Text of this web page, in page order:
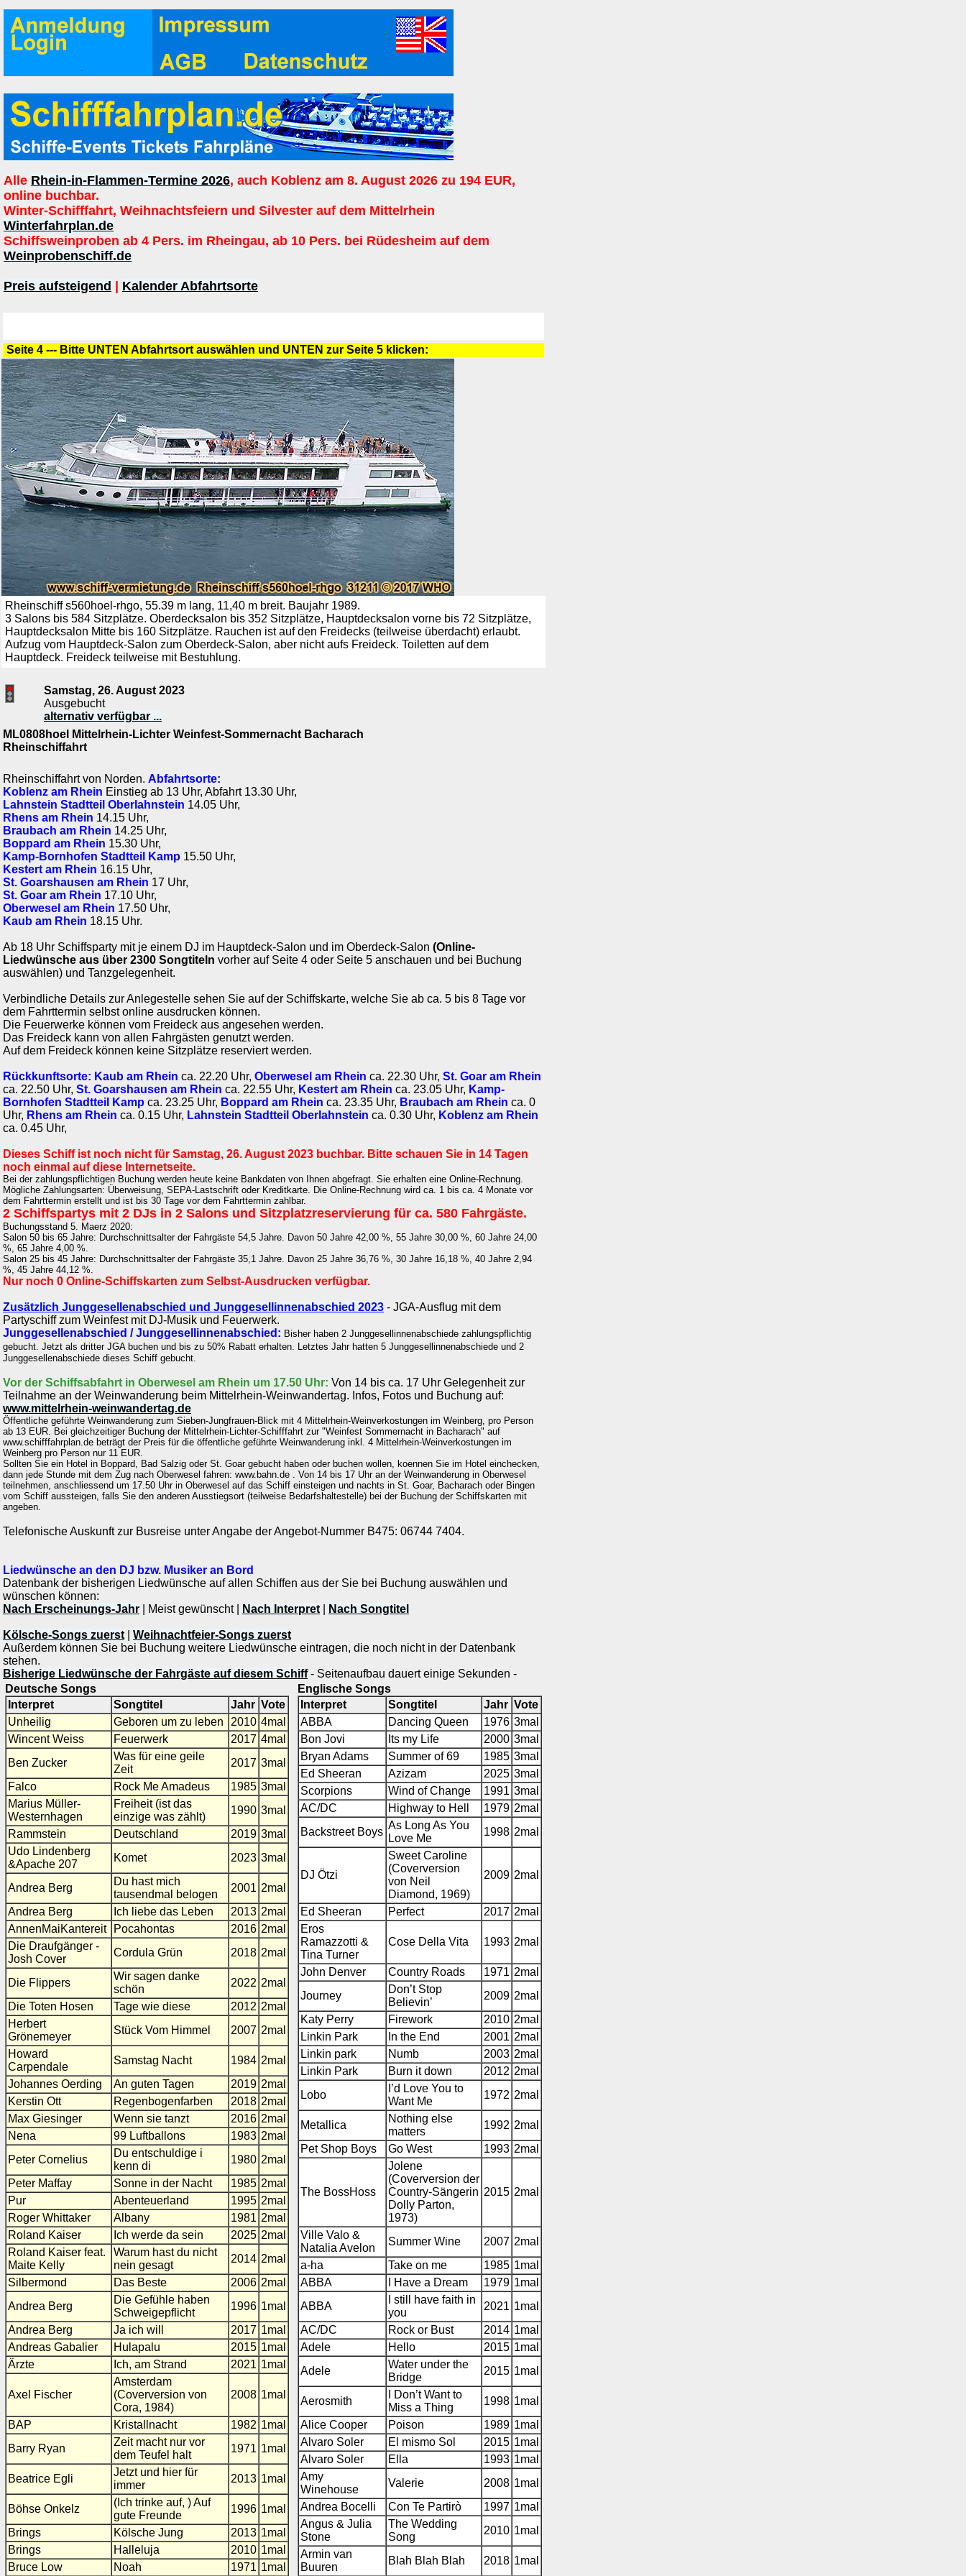
Alle Rhein-in-Flammen-Termine 2026, auch Koblenz am 8. August 2026 zu 194 EUR,
online buchbar.
Winter-Schifffahrt, Weihnachtsfeiern und Silvester auf dem Mittelrhein
Winterfahrplan.de
Schiffsweinproben ab 4 Pers. im Rheingau, ab 10 Pers. bei Rüdesheim auf dem
Weinprobenschiff.de
Preis aufsteigend Kalender Abfahrtsorte
Seite 4 --- Bitte UNTEN Abfahrtsort auswählen und UNTEN zur Seite 5 klicken:
Rheinschiff s560hoel-rhgo, 55.39 m lang, 11,40 m breit. Baujahr 1989.
3 Salons bis 584 Sitzplätze. Oberdecksalon bis 352 Sitzplätze, Hauptdecksalon vorne bis 72 Sitzplätze,
Hauptdecksalon Mitte bis 160 Sitzplätze. Rauchen ist auf den Freidecks (teilweise überdacht) erlaubt.
Aufzug vom Hauptdeck-Salon zum Oberdeck-Salon, aber nicht aufs Freideck. Toiletten auf dem
Hauptdeck. Freideck teilweise mit Bestuhlung.
Samstag, 26. August 2023
Ausgebucht
alternativ verfügbar ...
ML0808hoel Mittelrhein-Lichter Weinfest-Sommernacht Bacharach
Rheinschiffahrt
Rheinschiffahrt von Norden. Abfahrtsorte:
Koblenz am Rhein Einstieg ab 13 Uhr, Abfahrt 13.30 Uhr,
Lahnstein Stadtteil Oberlahnstein 14.05 Uhr,
Rhens am Rhein 14.15 Uhr,
Braubach am Rhein 14.25 Uhr,
Boppard am Rhein 15.30 Uhr,
Kamp-Bornhofen Stadtteil Kamp 15.50 Uhr,
Kestert am Rhein 16.15 Uhr,
St. Goarshausen am Rhein 17 Uhr,
St. Goar am Rhein 17.10 Uhr,
Oberwesel am Rhein 17.50 Uhr,
Kaub am Rhein 18.15 Uhr.
Ab 18 Uhr Schiffsparty mit je einem DJ im Hauptdeck-Salon und im Oberdeck-Salon (Online-
Liedwünsche aus über 2300 Songtiteln vorher auf Seite 4 oder Seite 5 anschauen und bei Buchung
auswählen) und Tanzgelegenheit.
Verbindliche Details zur Anlegestelle sehen Sie auf der Schiffskarte, welche Sie ab ca. 5 bis 8 Tage vor
dem Fahrttermin selbst online ausdrucken können.
Die Feuerwerke können vom Freideck aus angesehen werden.
Das Freideck kann von allen Fahrgästen genutzt werden.
Auf dem Freideck können keine Sitzplätze reserviert werden.
Rückkunftsorte: Kaub am Rhein ca. 22.20 Uhr, Oberwesel am Rhein ca. 22.30 Uhr, St. Goar am Rhein
ca. 22.50 Uhr, St. Goarshausen am Rhein ca. 22.55 Uhr, Kestert am Rhein ca. 23.05 Uhr, Kamp-
Bornhofen Stadtteil Kamp ca. 23.25 Uhr, Boppard am Rhein ca. 23.35 Uhr, Braubach am Rhein ca. 0
Uhr, Rhens am Rhein ca. 0.15 Uhr, Lahnstein Stadtteil Oberlahnstein ca. 0.30 Uhr, Koblenz am Rhein
ca. 0.45 Uhr,
Dieses Schiff ist noch nicht für Samstag, 26. August 2023 buchbar. Bitte schauen Sie in 14 Tagen
noch einmal auf diese Internetseite.
Bei der zahlungspflichtigen Buchung werden heute keine Bankdaten von Ihnen abgefragt. Sie erhalten eine Online-Rechnung.
Mögliche Zahlungsarten: Überweisung, SEPA-Lastschrift oder Kreditkarte. Die Online-Rechnung wird ca. 1 bis ca. 4 Monate vor
dem Fahrttermin erstellt und ist bis 30 Tage vor dem Fahrttermin zahlbar.
2 Schiffspartys mit 2 DJs in 2 Salons und Sitzplatzreservierung für ca. 580 Fahrgäste.
Buchungsstand 5. Maerz 2020:
Salon 50 bis 65 Jahre: Durchschnittsalter der Fahrgäste 54,5 Jahre. Davon 50 Jahre 42,00 %, 55 Jahre 30,00 %, 60 Jahre 24,00
%, 65 Jahre 4,00 %.
Salon 25 bis 45 Jahre: Durchschnittsalter der Fahrgäste 35,1 Jahre. Davon 25 Jahre 36,76 %, 30 Jahre 16,18 %, 40 Jahre 2,94
%, 45 Jahre 44,12 %.
Nur noch 0 Online-Schiffskarten zum Selbst-Ausdrucken verfügbar.
Zusätzlich Junggesellenabschied und Junggesellinnenabschied 2023 - JGA-Ausflug mit dem
Partyschiff zum Weinfest mit DJ-Musik und Feuerwerk.
Junggesellenabschied / Junggesellinnenabschied: Bisher haben 2 Junggesellinnenabschiede zahlungspflichtig
gebucht. Jetzt als dritter JGA buchen und bis zu 50% Rabatt erhalten. Letztes Jahr hatten 5 Junggesellinnenabschiede und 2
Junggesellenabschiede dieses Schiff gebucht.
Vor der Schiffsabfahrt in Oberwesel am Rhein um 17.50 Uhr: Von 14 bis ca. 17 Uhr Gelegenheit zur
Teilnahme an der Weinwanderung beim Mittelrhein-Weinwandertag. Infos, Fotos und Buchung auf:
www.mittelrhein-weinwandertag.de
Öffentliche geführte Weinwanderung zum Sieben-Jungfrauen-Blick mit 4 Mittelrhein-Weinverkostungen im Weinberg, pro Person
ab 13 EUR. Bei gleichzeitiger Buchung der Mittelrhein-Lichter-Schifffahrt zur "Weinfest Sommernacht in Bacharach" auf
www.schifffahrplan.de beträgt der Preis für die öffentliche geführte Weinwanderung inkl. 4 Mittelrhein-Weinverkostungen im
Weinberg pro Person nur 11 EUR.
Sollten Sie ein Hotel in Boppard, Bad Salzig oder St. Goar gebucht haben oder buchen wollen, koennen Sie im Hotel einchecken,
dann jede Stunde mit dem Zug nach Oberwesel fahren: www.bahn.de . Von 14 bis 17 Uhr an der Weinwanderung in Oberwesel
teilnehmen, anschliessend um 17.50 Uhr in Oberwesel auf das Schiff einsteigen und nachts in St. Goar, Bacharach oder Bingen
vom Schiff aussteigen, falls Sie den anderen Ausstiegsort (teilweise Bedarfshaltestelle) bei der Buchung der Schiffskarten mit
angeben.
Telefonische Auskunft zur Busreise unter Angabe der Angebot-Nummer B475: 06744 7404.
Liedwünsche an den DJ bzw. Musiker an Bord
Datenbank der bisherigen Liedwünsche auf allen Schiffen aus der Sie bei Buchung auswählen und
wünschen können:
Nach Erscheinungs-Jahr
Meist gewünscht| Nach Interpret Nach Songtitel
Kölsche-Songs zuerst
Weihnachtfeier-Songs zuerst
Außerdem können Sie bei Buchung weitere Liedwünsche eintragen, die noch nicht in der Datenbank
stehen.
Bisherige Liedwünsche der Fahrgäste auf diesem Schiff- Seitenaufbau dauert einige Sekunden -
Deutsche Songs
Interpret
Songtitel Jahr Vote
Unheilig
Geboren um zu leben 2010 4mal
Wincent Weiss
Feuerwerk 2017 4mal
Ben Zucker
Was für eine geile
Zeit
2017 3mal
Falco
Rock Me Amadeus 1985 3mal
Marius Müller-
Westernhagen
Freiheit (ist das
einzige was zählt)
1990 3mal
Rammstein
Deutschland 2019 3mal
Udo Lindenberg
&Apache 207
Komet 2023 3mal
Andrea Berg
Du hast mich
tausendmal belogen
2001 2mal
Andrea Berg
Ich liebe das Leben 2013 2mal
AnnenMaiKantereit
Pocahontas 2016 2mal
Die Draufgänger -
Josh Cover
Cordula Grün 2018 2mal
Die Flippers
Wir sagen danke
schön
2022 2mal
Die Toten Hosen
Tage wie diese 2012 2mal
Herbert
Grönemeyer
Stück Vom Himmel 2007 2mal
Howard
Carpendale
Samstag Nacht 1984 2mal
Johannes Oerding
An guten Tagen 2019 2mal
Kerstin Ott
Regenbogenfarben 2018 2mal
Max Giesinger
Wenn sie tanzt 2016 2mal
Nena
99 Luftballons 1983 2mal
Peter Cornelius
Du entschuldige i
kenn di
1980 2mal
Peter Maffay
Sonne in der Nacht 1985 2mal
Pur
Abenteuerland 1995 2mal
Roger Whittaker
Albany 1981 2mal
Roland Kaiser
Ich werde da sein 2025 2mal
Roland Kaiser feat.
Maite Kelly
Warum hast du nicht
nein gesagt
2014 2mal
Silbermond
Das Beste 2006 2mal
Andrea Berg
Die Gefühle haben
Schweigepflicht
1996 1mal
Andrea Berg
Ja ich will 2017 1mal
Andreas Gabalier
Hulapalu 2015 1mal
Ärzte
Ich, am Strand 2021 1mal
Axel Fischer
Amsterdam
(Coverversion von
Cora, 1984)
2008 1mal
BAP Kristallnacht 1982 1mal
Barry Ryan
Zeit macht nur vor
dem Teufel halt
1971 1mal
Beatrice Egli
Jetzt und hier für
immer
2013 1mal
Böhse Onkelz
(Ich trinke auf, ) Auf
gute Freunde
1996 1mal
Brings
Kölsche Jung 2013 1mal
Brings
Halleluja 2010 1mal
Bruce Low
Noah 1971 1mal
Englische Songs
Interpret
Songtitel Jahr Vote
ABBA
Dancing Queen 1976 3mal
Bon Jovi
Its my Life 2000 3mal
Bryan Adams
Summer of 69 1985 3mal
Ed Sheeran
Azizam 2025 3mal
Scorpions
Wind of Change 1991 3mal
AC/DC
Highway to Hell 1979 2mal
Backstreet Boys
As Long As You
Love Me
1998 2mal
DJ Ötzi
Sweet Caroline
(Coverversion
von Neil
Diamond, 1969)
2009 2mal
Ed Sheeran Perfect 2017 2mal
Eros
Ramazzotti &
Tina Turner
Cose Della Vita 1993 2mal
John Denver Country Roads 1971 2mal
Journey
Don’t Stop
Believin’
2009 2mal
Katy Perry
Firework 2010 2mal
Linkin Park
In the End 2001 2mal
Linkin park
Numb 2003 2mal
Linkin Park
Burn it down 2012 2mal
Lobo
I’d Love You to
Want Me
1972 2mal
Metallica
Nothing else
matters
1992 2mal
Pet Shop Boys
Go West 1993 2mal
The BossHoss
Jolene
(Coverversion der
Country-Sängerin
Dolly Parton,
1973)
2015 2mal
Ville Valo &
Natalia Avelon
Summer Wine 2007 2mal
a-ha
Take on me 1985 1mal
ABBA
I Have a Dream 1979 1mal
ABBA
I still have faith in
you
2021 1mal
AC/DC
Rock or Bust 2014 1mal
Adele
Hello 2015 1mal
Adele
Water under the
Bridge
2015 1mal
Aerosmith
I Don’t Want to
Miss a Thing
1998 1mal
Alice Cooper
Poison 1989 1mal
Alvaro Soler
El mismo Sol 2015 1mal
Alvaro Soler
Ella 1993 1mal
Amy
Winehouse
Valerie 2008 1mal
Andrea Bocelli
Con Te Partirò 1997 1mal
Angus & Julia
Stone
The Wedding
Song
2010 1mal
Armin van
Buuren
Blah Blah Blah 2018 1mal